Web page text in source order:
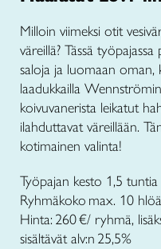
Milloin viimeksi otit
väreillä? Tässä
saloja ja luomaan oman,
laadukkailla
koivuvanerista leikatut
ilahduttavat väreillään.
kotimainen valinta!
Työpajan kesto 1,5 tuntia
Ryhmäkoko max. 10 hlöä
Hinta: 260 €/ ryhmä,
sisältävät alv:n 25,5%